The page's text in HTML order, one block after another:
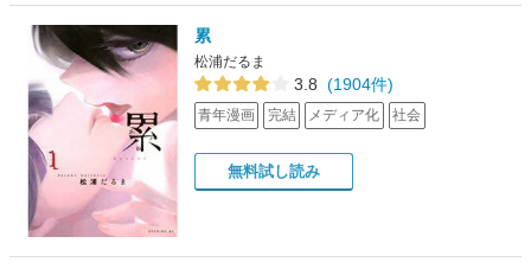
累
松浦だるま
3.8 (1904件)
青年漫画 完結 メディア化 社会
無料試し読み